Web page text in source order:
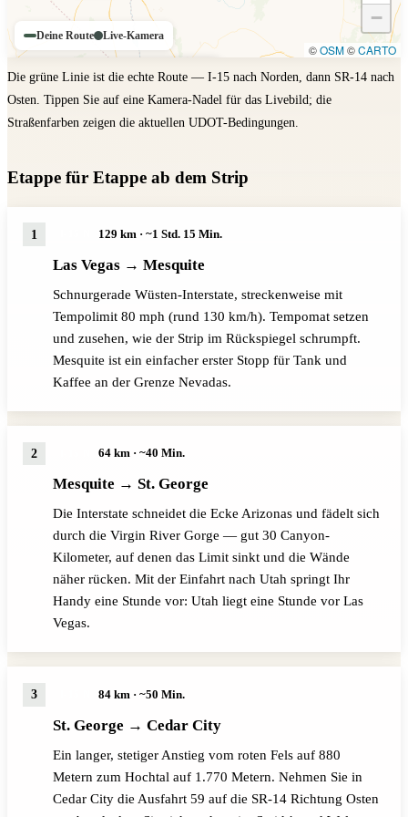
−
©OSM©CARTO
Tippen, um die Karte zu bedienen
Deine Route Live-Kamera
Die grüne Linie ist die echte Route — I-15 nach Norden, dann SR-14 nach
Osten. Tippen Sie auf eine Kamera-Nadel für das Livebild; die
Straßenfarben zeigen die aktuellen UDOT-Bedingungen.
Etappe für Etappe ab dem Strip
129 km · ~1 Std. 15 Min.
Las Vegas → Mesquite
Schnurgerade Wüsten-Interstate, streckenweise mit
Tempolimit 80 mph (rund 130 km/h). Tempomat setzen
und zusehen, wie der Strip im Rückspiegel schrumpft.
Mesquite ist ein einfacher erster Stopp für Tank und
Kaffee an der Grenze Nevadas.
64 km · ~40 Min.
Mesquite → St. George
Die Interstate schneidet die Ecke Arizonas und fädelt sich
durch die Virgin River Gorge — gut 30 Canyon-
Kilometer, auf denen das Limit sinkt und die Wände
näher rücken. Mit der Einfahrt nach Utah springt Ihr
Handy eine Stunde vor: Utah liegt eine Stunde vor Las
Vegas.
84 km · ~50 Min.
St. George → Cedar City
Ein langer, stetiger Anstieg vom roten Fels auf 880
Metern zum Hochtal auf 1.770 Metern. Nehmen Sie in
Cedar City die Ausfahrt 59 auf die SR-14 Richtung Osten